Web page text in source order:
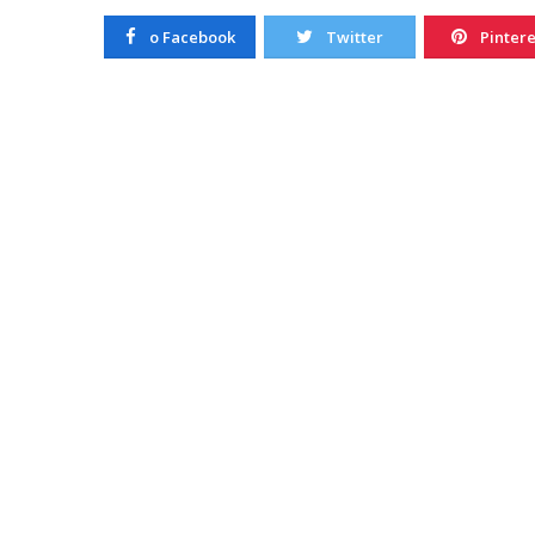
o Facebook Twitter
20/10/2022